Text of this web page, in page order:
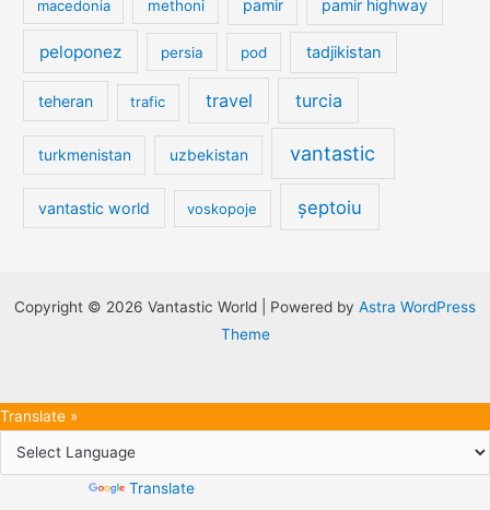
macedonia methoni pamir pamir highway
peloponez persia pod tadjikistan
teheran trafic travel turcia
turkmenistan uzbekistan vantastic
vantastic world voskopoje șeptoiu
Copyright © 2026 Vantastic World | Powered by Astra WordPress
Theme
Translate »
Translate